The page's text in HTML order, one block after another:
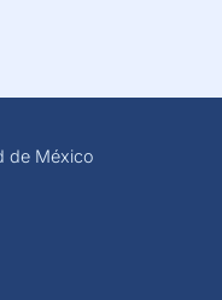
de México